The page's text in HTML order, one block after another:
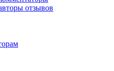
отзывов